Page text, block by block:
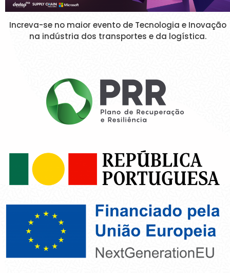
Increva-se no maior evento de Tecnologia e Inovação
na indústria dos transportes e da logística.